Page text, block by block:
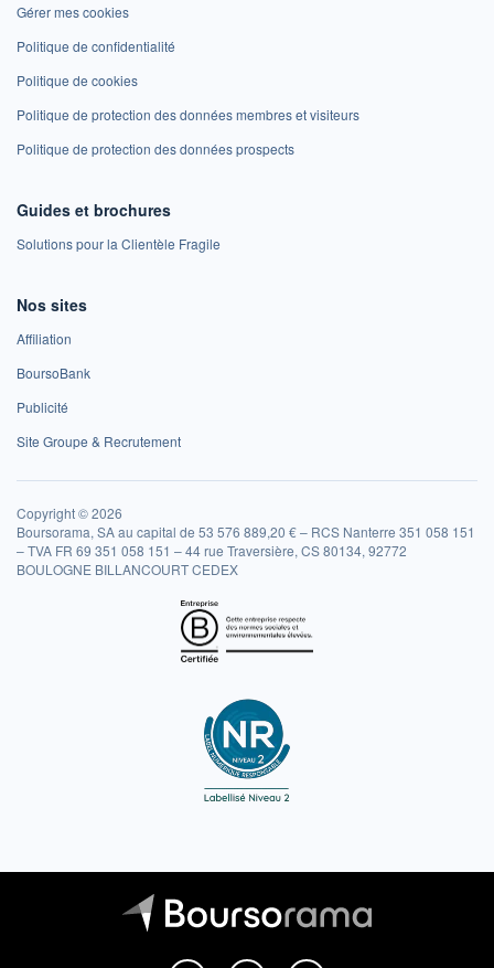
Gérer mes cookies
Politique de confidentialité
Politique de cookies
Politique de protection des données membres et visiteurs
Politique de protection des données prospects
Guides et brochures
Solutions pour la Clientèle Fragile
Nos sites
Affiliation
BoursoBank
Publicité
Site Groupe & Recrutement
Copyright © 2026
Boursorama, SA au capital de 53 576 889,20 € – RCS Nanterre 351 058 151
– TVA FR 69 351 058 151 – 44 rue Traversière, CS 80134, 92772
BOULOGNE BILLANCOURT CEDEX